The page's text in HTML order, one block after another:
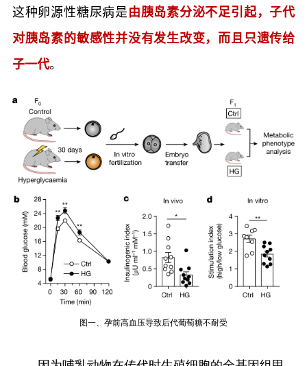
这种卵源性糖尿病是 由胰岛素分泌不足引起，子代
对胰岛素的敏感性并没有发生改变，而且只遗传给
子一代。
图一、孕前高血压导致后代葡萄糖不耐受